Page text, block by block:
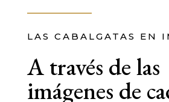
LAS CABALGATAS EN
A través de las
imágenes de